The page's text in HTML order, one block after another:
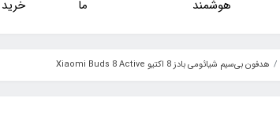
هوشمند
ما
خرید
هدفون بی‌سیم شیائومی بادز 8 اکتیو Xiaomi Buds 8 Active